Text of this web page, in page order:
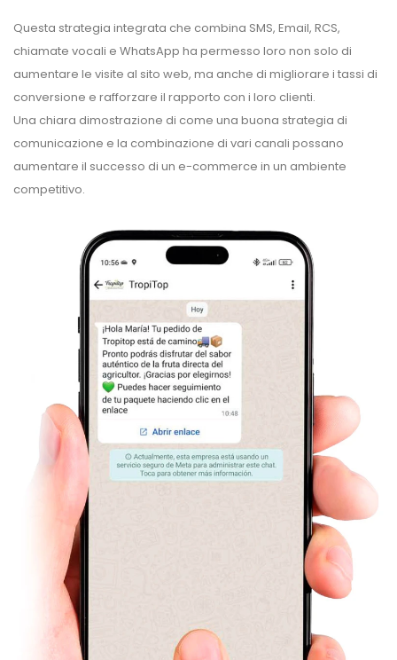
Questa strategia integrata che combina SMS, Email, RCS,
chiamate vocali e WhatsApp ha permesso loro non solo di
aumentare le visite al sito web, ma anche di migliorare i tassi di
conversione e rafforzare il rapporto con i loro clienti.
Una chiara dimostrazione di come una buona strategia di
comunicazione e la combinazione di vari canali possano
aumentare il successo di un e-commerce in un ambiente
competitivo.